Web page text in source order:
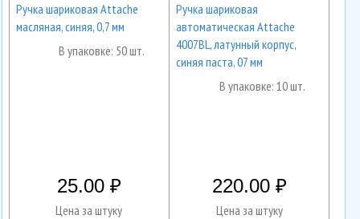
Ручка шариковая Attache
масляная, синяя, 0,7 мм
В упаковке: 50 шт.
25.00
Цена за штуку
Ручка шариковая
автоматическая Attache
4007BL, латунный корпус,
синяя паста, 07 мм
В упаковке: 10 шт.
220.00
Цена за штуку